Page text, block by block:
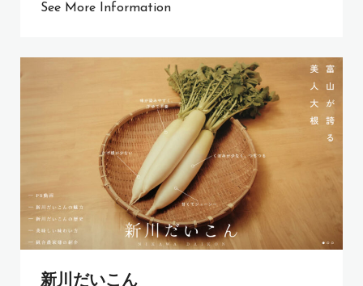
See More Information
新川だいこん